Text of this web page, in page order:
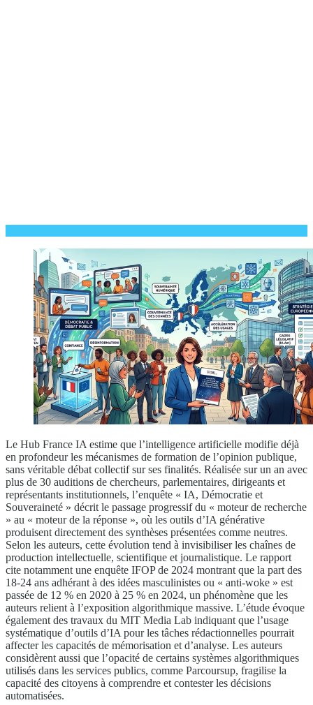
Le Hub France IA estime que l’intelligence artificielle modifie déjà
en profondeur les mécanismes de formation de l’opinion publique,
sans véritable débat collectif sur ses finalités. Réalisée sur un an avec
plus de 30 auditions de chercheurs, parlementaires, dirigeants et
représentants institutionnels, l’enquête « IA, Démocratie et
Souveraineté » décrit le passage progressif du « moteur de recherche
» au « moteur de la réponse », où les outils d’IA générative
produisent directement des synthèses présentées comme neutres.
Selon les auteurs, cette évolution tend à invisibiliser les chaînes de
production intellectuelle, scientifique et journalistique. Le rapport
cite notamment une enquête IFOP de 2024 montrant que la part des
18-24 ans adhérant à des idées masculinistes ou « anti-woke » est
passée de 12 % en 2020 à 25 % en 2024, un phénomène que les
auteurs relient à l’exposition algorithmique massive. L’étude évoque
également des travaux du MIT Media Lab indiquant que l’usage
systématique d’outils d’IA pour les tâches rédactionnelles pourrait
affecter les capacités de mémorisation et d’analyse. Les auteurs
considèrent aussi que l’opacité de certains systèmes algorithmiques
utilisés dans les services publics, comme Parcoursup, fragilise la
capacité des citoyens à comprendre et contester les décisions
automatisées.